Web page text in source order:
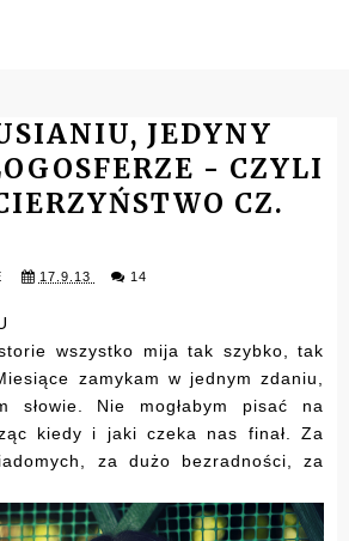
JEDYNY
- CZYLI
CZ.
17.9.13 14
wszystko mija tak szybko, tak
zamykam w jednym zdaniu,
słowie. Nie mogłabym pisać na
kiedy i jaki czeka nas finał. Za
za dużo bezradności, za